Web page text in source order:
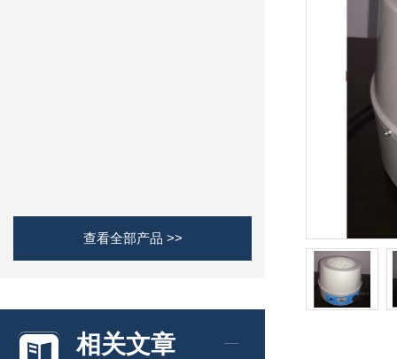
查看全部产品 >>
相关文章